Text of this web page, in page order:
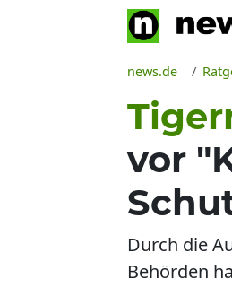
news.de
vor
Durch die
Behörden